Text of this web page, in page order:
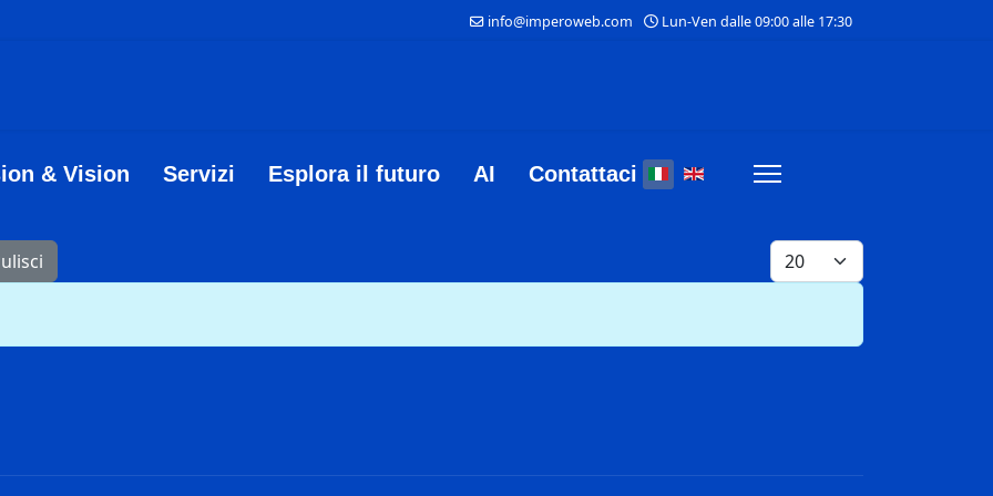
info@imperoweb.com Lun-Ven dalle 09:00 alle 17:30
& Vision Servizi Esplora il futuro AI Contattaci Seleziona la tua lingua
Visualizza #